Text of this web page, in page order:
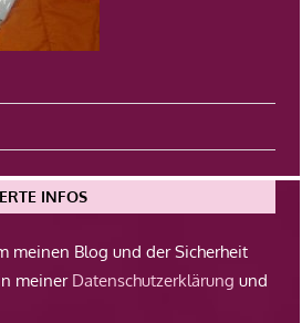
INFOS
meinen Blog und der Sicherheit
meiner Datenschutzerklärung und